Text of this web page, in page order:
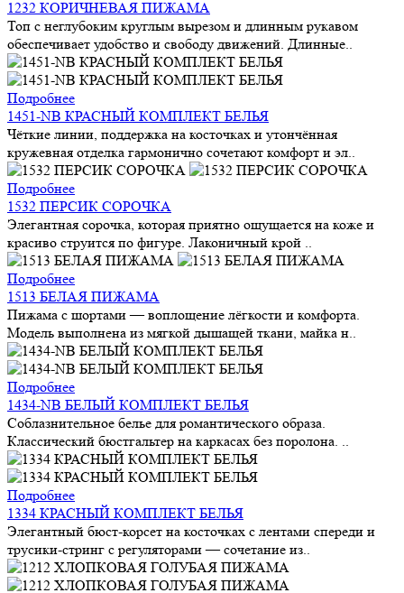
1232 КОРИЧНЕВАЯ ПИЖАМА
Топ с неглубоким круглым вырезом и длинным рукавом
обеспечивает удобство и свободу движений. Длинные..
Подробнее
1451-NB КРАСНЫЙ КОМПЛЕКТ БЕЛЬЯ
Чёткие линии, поддержка на косточках и утончённая
кружевная отделка гармонично сочетают комфорт и эл..
Подробнее
1532 ПЕРСИК СОРОЧКА
Элегантная сорочка, которая приятно ощущается на коже и
красиво струится по фигуре. Лаконичный крой ..
Подробнее
1513 БЕЛАЯ ПИЖАМА
Пижама с шортами — воплощение лёгкости и комфорта.
Модель выполнена из мягкой дышащей ткани, майка н..
Подробнее
1434-NB БЕЛЫЙ КОМПЛЕКТ БЕЛЬЯ
Соблазнительное белье для романтического образа.
Классический бюстгальтер на каркасах без поролона. ..
Подробнее
1334 КРАСНЫЙ КОМПЛЕКТ БЕЛЬЯ
Элегантный бюст-корсет на косточках с лентами спереди и
трусики-стринг с регуляторами — сочетание из..